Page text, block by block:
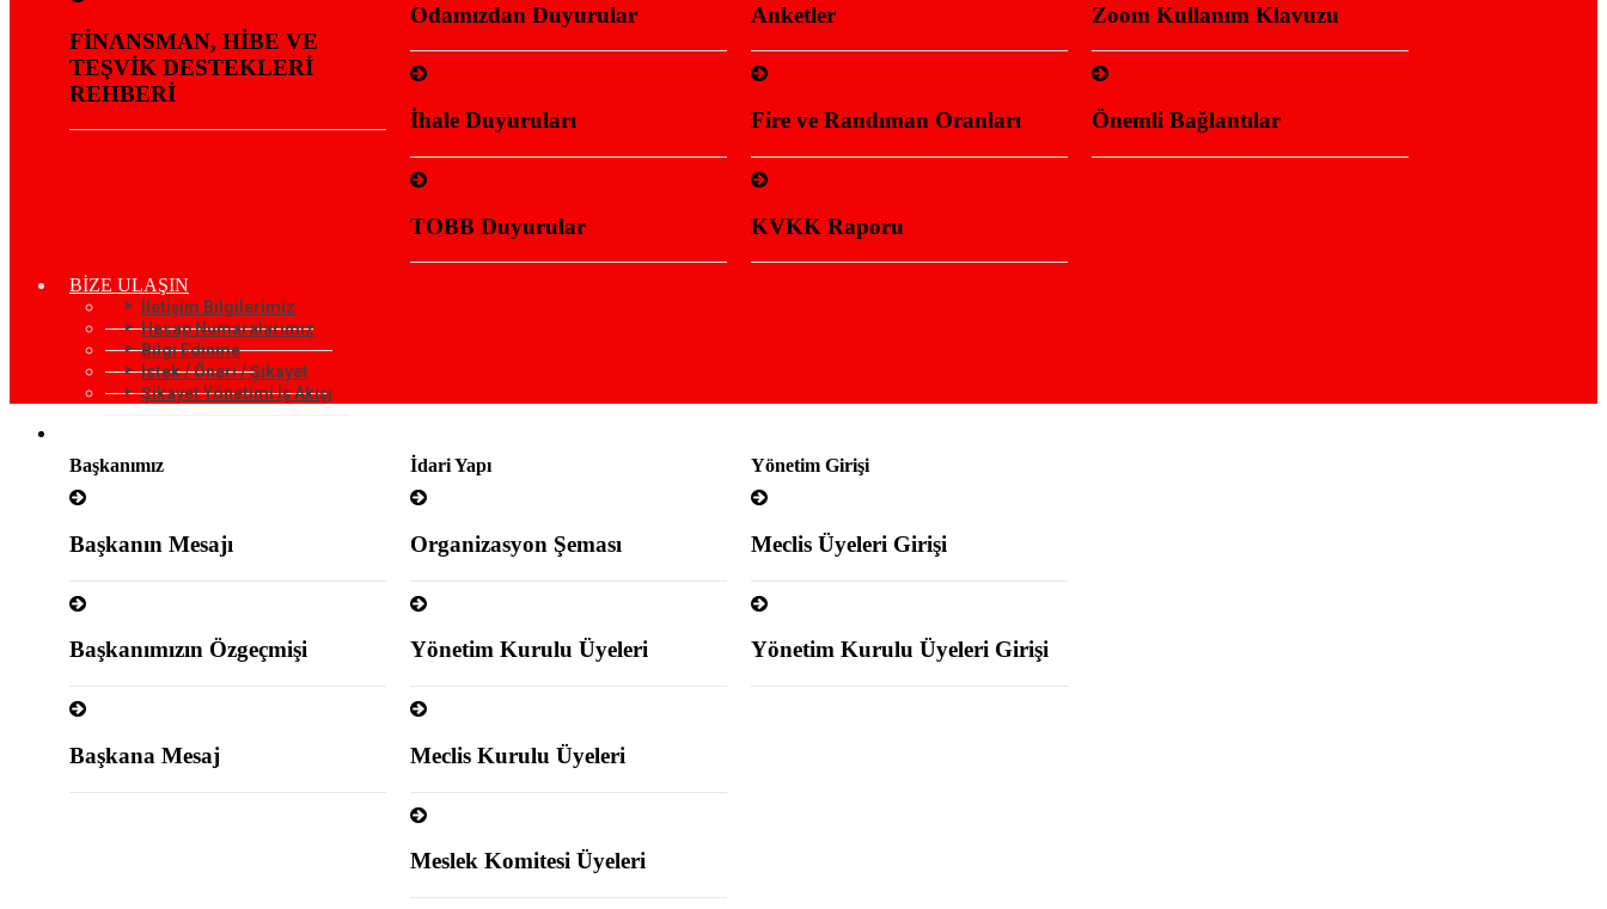
FİNANSMAN, HİBE VE
TEŞVİK DESTEKLERİ
REHBERİ
Odamızdan Duyurular
İhale Duyuruları
TOBB Duyurular
Anketler
Fire ve Randıman Oranları
KVKK Raporu
Zoom Kullanım Klavuzu
Önemli Bağlantılar
BİZE ULAŞIN
İletişim Bilgilerimiz
Hesap Numaralarımız
Bilgi Edinme
İstek / Öneri / Şikayet
Şikayet Yönetimi İş Akışı
Başkanımız
Başkanın Mesajı
Başkanımızın Özgeçmişi
Başkana Mesaj
İdari Yapı
Organizasyon Şeması
Yönetim Kurulu Üyeleri
Meclis Kurulu Üyeleri
Meslek Komitesi Üyeleri
Yönetim Girişi
Meclis Üyeleri Girişi
Yönetim Kurulu Üyeleri Girişi